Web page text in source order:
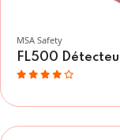
MSA Safety
FL500